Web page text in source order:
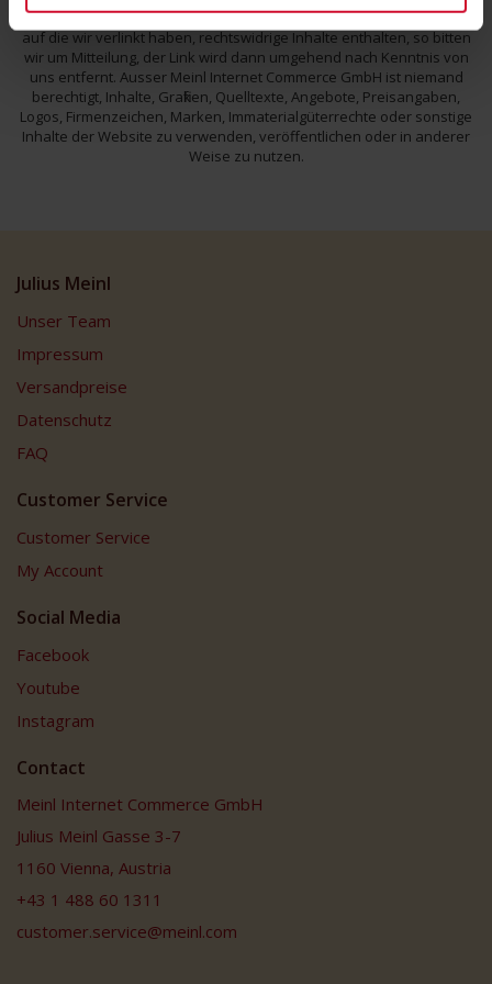
in einen Frame des Linksetzers ist unzulässig. Sollte eine Website,
auf die wir verlinkt haben, rechtswidrige Inhalte enthalten, so bitten
wir um Mitteilung, der Link wird dann umgehend nach Kenntnis von
uns entfernt. Ausser Meinl Internet Commerce GmbH ist niemand
berechtigt, Inhalte, Grafiken, Quelltexte, Angebote, Preisangaben,
Logos, Firmenzeichen, Marken, Immaterialgüterrechte oder sonstige
Inhalte der Website zu verwenden, veröffentlichen oder in anderer
Weise zu nutzen.
Julius Meinl
Unser Team
Impressum
Versandpreise
Datenschutz
FAQ
Customer Service
Customer Service
My Account
Social Media
Facebook
Youtube
Instagram
Contact
Meinl Internet Commerce GmbH
Julius Meinl Gasse 3-7
1160 Vienna, Austria
+43 1 488 60 1311
customer.service@meinl.com